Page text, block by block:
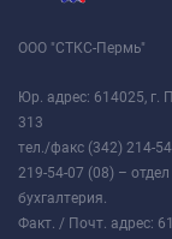
ООО "СТКС-Пермь"
Юр. адрес: 614025, г.
313
тел./факс (342) 214-
219-54-07 (08) –
бухгалтерия.
Факт. / Почт. адрес: